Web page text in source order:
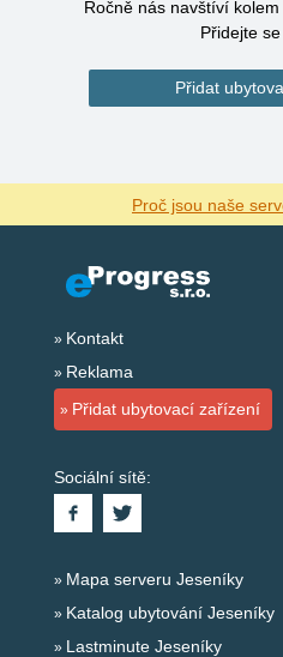
Ročně nás navštíví kolem
Přidejte
Přidat
Proč jsou naše
Kontakt
Reklama
Přidat ubytovací zařízení
Sociální sítě:
Mapa serveru Jeseníky
Katalog ubytování Jeseníky
Lastminute Jeseníky